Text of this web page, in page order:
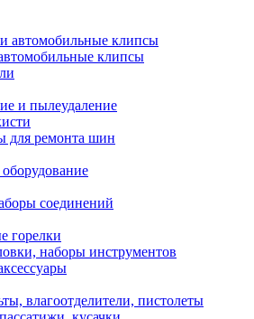
клипсы
и пылеудаление
для ремонта шин
соединений
горелки
наборы инструментов
влагоотделители, пистолеты